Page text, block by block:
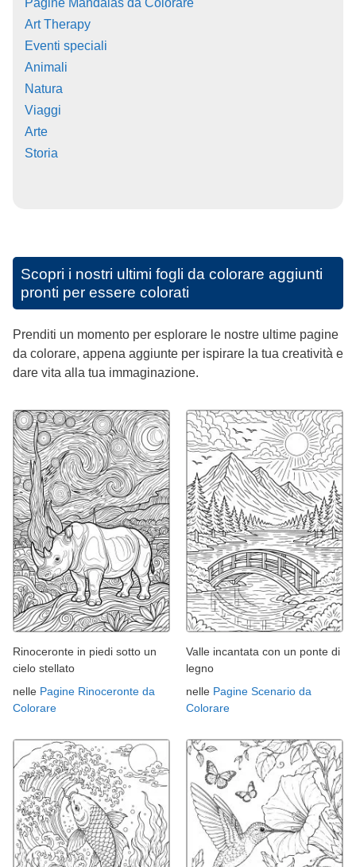
Pagine Mandalas da Colorare
Art Therapy
Eventi speciali
Animali
Natura
Viaggi
Arte
Storia
Scopri i nostri ultimi fogli da colorare aggiunti
pronti per essere colorati
Prenditi un momento per esplorare le nostre ultime pagine
da colorare, appena aggiunte per ispirare la tua creatività e
dare vita alla tua immaginazione.
Rinoceronte in piedi sotto un
cielo stellato
nelle Pagine Rinoceronte da
Colorare
Valle incantata con un ponte di
legno
nelle Pagine Scenario da
Colorare